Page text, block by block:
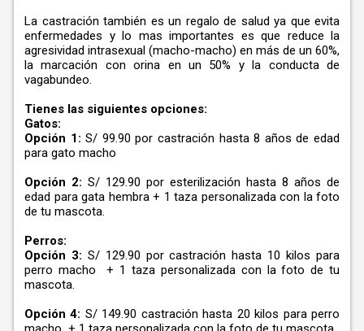
La castración también es un regalo de salud ya que evita
enfermedades y lo mas importantes es que reduce la
agresividad intrasexual (macho-macho) en más de un 60%,
la marcación con orina en un 50% y la conducta de
vagabundeo.
Tienes las siguientes opciones:
Gatos:
Opción 1: S/ 99.90 por castración hasta 8 años de edad
para gato macho
Opción 2: S/ 129.90 por esterilización hasta 8 años de
edad para gata hembra + 1 taza personalizada con la foto
de tu mascota.
Perros:
Opción 3: S/ 129.90 por castración hasta 10 kilos para
perro macho + 1 taza personalizada con la foto de tu
mascota.
Opción 4: S/ 149.90 castración hasta 20 kilos para perro